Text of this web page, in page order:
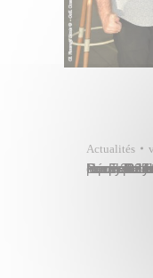
Actualités
Rémy Brillant, directeur général des services, représentait la commune de Papeete ce jeudi 21